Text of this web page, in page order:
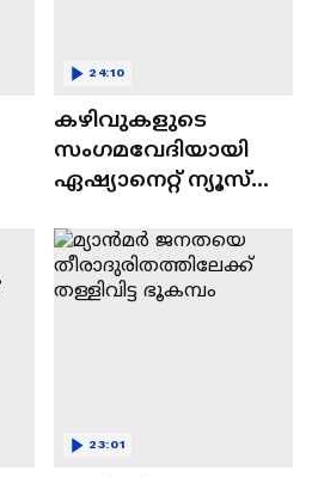
കഴിവുകളുടെ
സംഗമവേദിയായി
ഏഷ്യാനെറ്റ് ന്യൂസ്
സീസൺ 2
24:10
23:01